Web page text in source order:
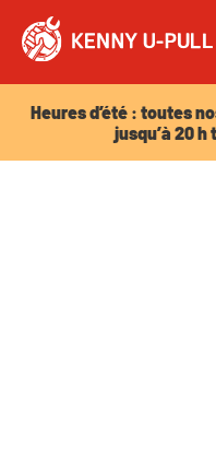
Heures d’été : toutes
jusqu’à 20